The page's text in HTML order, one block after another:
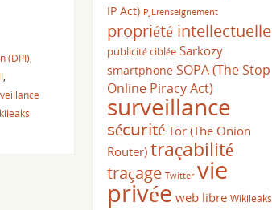
(DPI)
,
IP Act) PJLrenseignement
propriété intellectuelle
publicité ciblée Sarkozy
smartphone SOPA (The Stop
Online Piracy Act)
surveillance
sécurité Tor (The Onion
Router) traçabilité
traçage Twitter vie
privée web libre Wikileaks